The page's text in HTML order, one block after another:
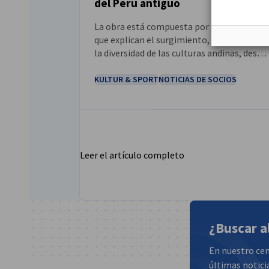
del Perú antiguo
La obra está compuesta por tres tomos
que explican el surgimiento, la evolución y
la diversidad de las culturas andinas, desde
del Imperio inca.
KULTUR & SPORTNOTICIAS DE SOCIOS
Leer el artículo completo
¿Buscar
En nuestro
últimas